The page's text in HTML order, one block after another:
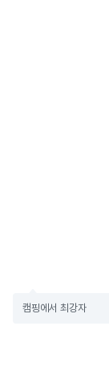
캠핑에서 최강자